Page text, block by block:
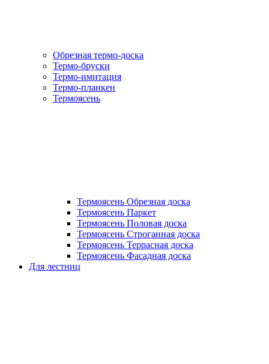
Обрезная термо-доска
Термо-бруски
Термо-имитация
Термо-планкен
Термоясень
Термоясень Обрезная доска
Термоясень Паркет
Термоясень Половая доска
Термоясень Строганная доска
Термоясень Террасная доска
Термоясень Фасадная доска
Для лестниц